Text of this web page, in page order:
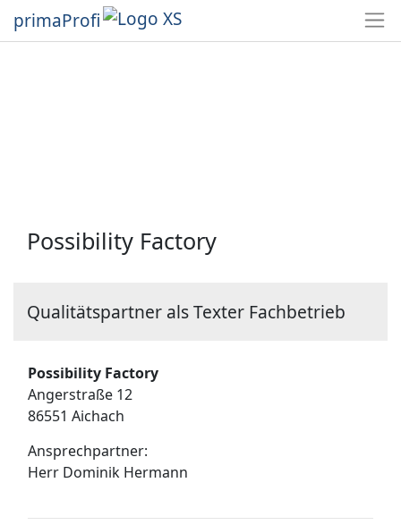
primaProfi
Possibility Factory
Qualitätspartner als Texter Fachbetrieb
Possibility Factory
Angerstraße 12
86551 Aichach
Ansprechpartner:
Herr Dominik Hermann